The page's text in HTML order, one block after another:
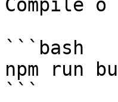
Compile
```bash
npm run
```